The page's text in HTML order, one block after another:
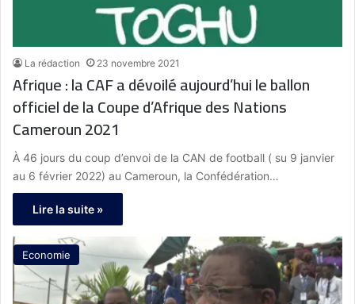
La rédaction 23 novembre 2021
Afrique : la CAF a dévoilé aujourd’hui le ballon
officiel de la Coupe d’Afrique des Nations
Cameroun 2021
À 46 jours du coup d’envoi de la CAN de football ( su 9 janvier
au 6 février 2022) au Cameroun, la Confédération…
Lire la suite »
Economie